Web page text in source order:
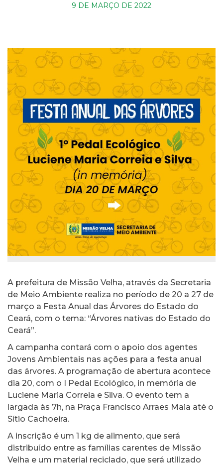
9 DE MARÇO DE 2022
A prefeitura de Missão Velha, através da Secretaria
de Meio Ambiente realiza no período de 20 a 27 de
março a Festa Anual das Árvores do Estado do
Ceará, com o tema: “Árvores nativas do Estado do
Ceará”.
A campanha contará com o apoio dos agentes
Jovens Ambientais nas ações para a festa anual
das árvores. A programação de abertura acontece
dia 20, com o I Pedal Ecológico, in memória de
Luciene Maria Correia e Silva. O evento tem a
largada às 7h, na Praça Francisco Arraes Maia até o
Sítio Cachoeira.
A inscrição é um 1 kg de alimento, que será
distribuído entre as famílias carentes de Missão
Velha e um material reciclado, que será utilizado